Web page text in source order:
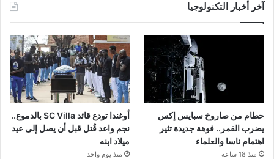
آخر أخبار التكنولوجيا
حطام من صاروخ سبايس إكس
يضرب القمر.. فوهة جديدة تثير
اهتمام ناسا والعلماء
منذ 18 ساعة
أوغندا تودع قائد SC Villa بالدموع..
نجم واعد قُتل قبل أن يصل إلى عيد
ميلاد ابنه
منذ يوم واحد